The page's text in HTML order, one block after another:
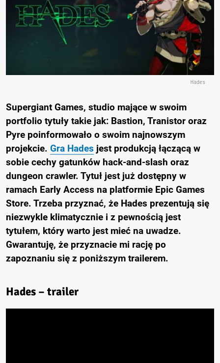
Hades
Supergiant Games, studio mające w swoim
portfolio tytuły takie jak: Bastion, Tranistor oraz
Pyre poinformowało o swoim najnowszym
projekcie. Gra Hades jest produkcją łączącą w
sobie cechy gatunków hack-and-slash oraz
dungeon crawler. Tytuł jest już dostępny w
ramach Early Access na platformie Epic Games
Store. Trzeba przyznać, że Hades prezentują się
niezwykle klimatycznie i z pewnością jest
tytułem, który warto jest mieć na uwadze.
Gwarantuję, że przyznacie mi rację po
zapoznaniu się z poniższym trailerem.
Hades – trailer